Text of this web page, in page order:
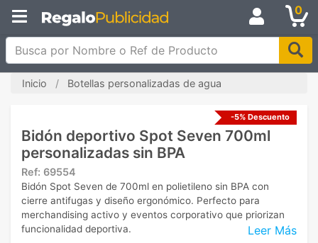
0
Busca por Nombre o Ref de Producto
Inicio Botellas personalizadas de agua
-5% Descuento
Bidón deportivo Spot Seven 700ml
personalizadas sin BPA
Ref: 69554
Leer Más
Bidón Spot Seven de 700ml en polietileno sin BPA con
cierre antifugas y diseño ergonómico. Perfecto para
merchandising activo y eventos corporativo que priorizan
funcionalidad deportiva.